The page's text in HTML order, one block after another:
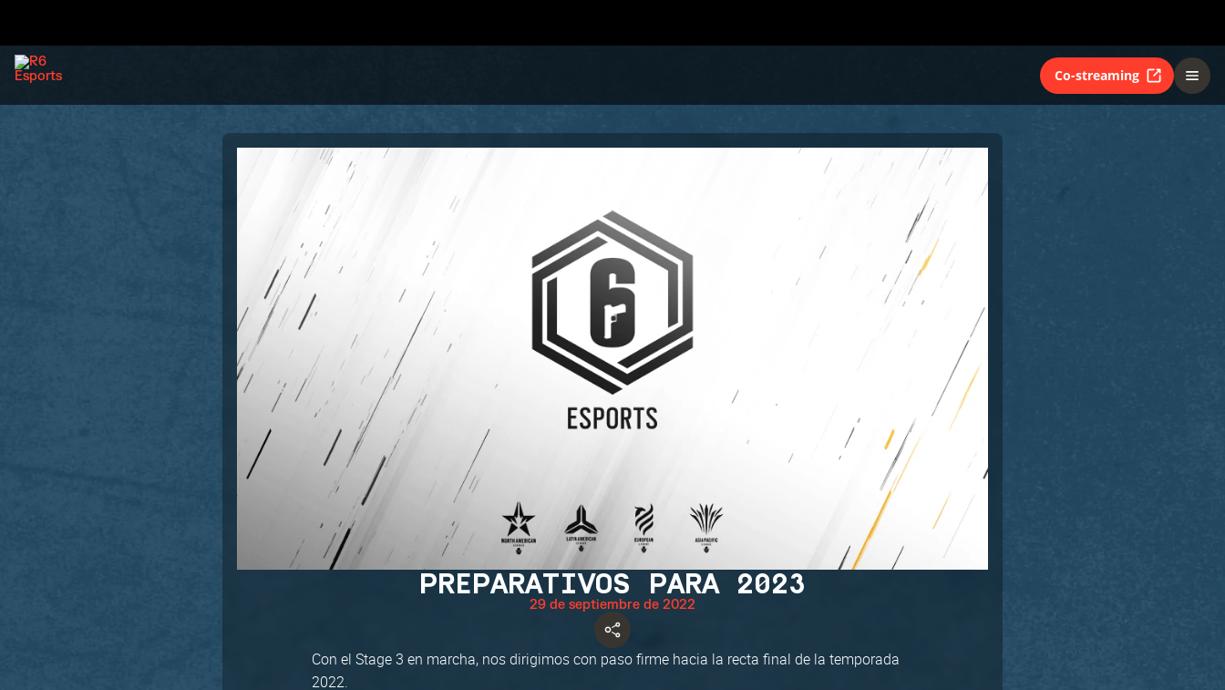
Co-streaming
PREPARATIVOS PARA 2023
29 de septiembre de 2022
Con el Stage 3 en marcha, nos dirigimos con paso firme hacia la recta final de la temporada
2022.